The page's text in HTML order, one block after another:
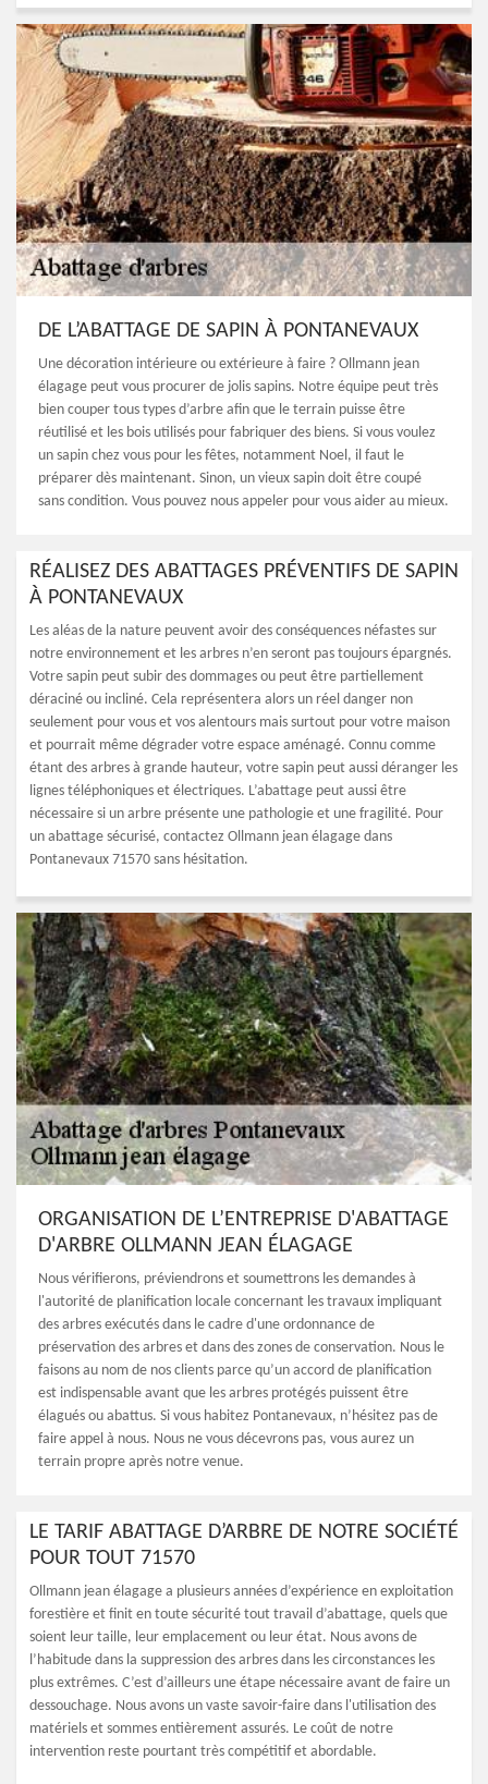
DE L’ABATTAGE DE SAPIN À PONTANEVAUX
Une décoration intérieure ou extérieure à faire ? Ollmann jean
élagage peut vous procurer de jolis sapins. Notre équipe peut très
bien couper tous types d’arbre afin que le terrain puisse être
réutilisé et les bois utilisés pour fabriquer des biens. Si vous voulez
un sapin chez vous pour les fêtes, notamment Noel, il faut le
préparer dès maintenant. Sinon, un vieux sapin doit être coupé
sans condition. Vous pouvez nous appeler pour vous aider au mieux.
RÉALISEZ DES ABATTAGES PRÉVENTIFS DE SAPIN
À PONTANEVAUX
Les aléas de la nature peuvent avoir des conséquences néfastes sur
notre environnement et les arbres n’en seront pas toujours épargnés.
Votre sapin peut subir des dommages ou peut être partiellement
déraciné ou incliné. Cela représentera alors un réel danger non
seulement pour vous et vos alentours mais surtout pour votre maison
et pourrait même dégrader votre espace aménagé. Connu comme
étant des arbres à grande hauteur, votre sapin peut aussi déranger les
lignes téléphoniques et électriques. L’abattage peut aussi être
nécessaire si un arbre présente une pathologie et une fragilité. Pour
un abattage sécurisé, contactez Ollmann jean élagage dans
Pontanevaux 71570 sans hésitation.
ORGANISATION DE L’ENTREPRISE D'ABATTAGE
D'ARBRE OLLMANN JEAN ÉLAGAGE
Nous vérifierons, préviendrons et soumettrons les demandes à
l'autorité de planification locale concernant les travaux impliquant
des arbres exécutés dans le cadre d'une ordonnance de
préservation des arbres et dans des zones de conservation. Nous le
faisons au nom de nos clients parce qu’un accord de planification
est indispensable avant que les arbres protégés puissent être
élagués ou abattus. Si vous habitez Pontanevaux, n’hésitez pas de
faire appel à nous. Nous ne vous décevrons pas, vous aurez un
terrain propre après notre venue.
LE TARIF ABATTAGE D’ARBRE DE NOTRE SOCIÉTÉ
POUR TOUT 71570
Ollmann jean élagage a plusieurs années d’expérience en exploitation
forestière et finit en toute sécurité tout travail d’abattage, quels que
soient leur taille, leur emplacement ou leur état. Nous avons de
l’habitude dans la suppression des arbres dans les circonstances les
plus extrêmes. C’est d’ailleurs une étape nécessaire avant de faire un
dessouchage. Nous avons un vaste savoir-faire dans l'utilisation des
matériels et sommes entièrement assurés. Le coût de notre
intervention reste pourtant très compétitif et abordable.